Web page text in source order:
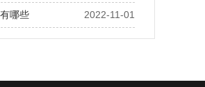
2022-11-01
哪些